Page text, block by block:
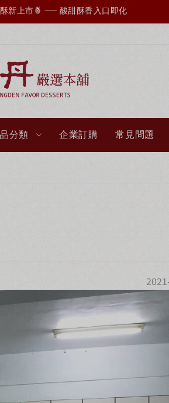
新上市🍍 ── 酸甜酥香入口即化
免運、宅配滿 $2500 免運🚚
分類 企業訂購 常見問題